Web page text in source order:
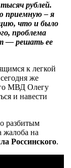
рублей.
приемную – я
что и было
проблема
— решать ее
к легкой
же
МВД Олегу
и навести
разбитым
жалоба на
Россинского.